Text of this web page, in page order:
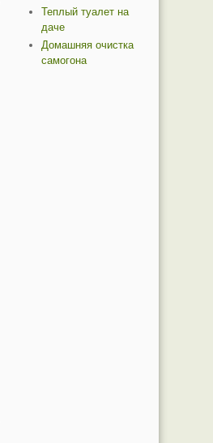
Теплый туалет на
даче
Домашняя очистка
самогона